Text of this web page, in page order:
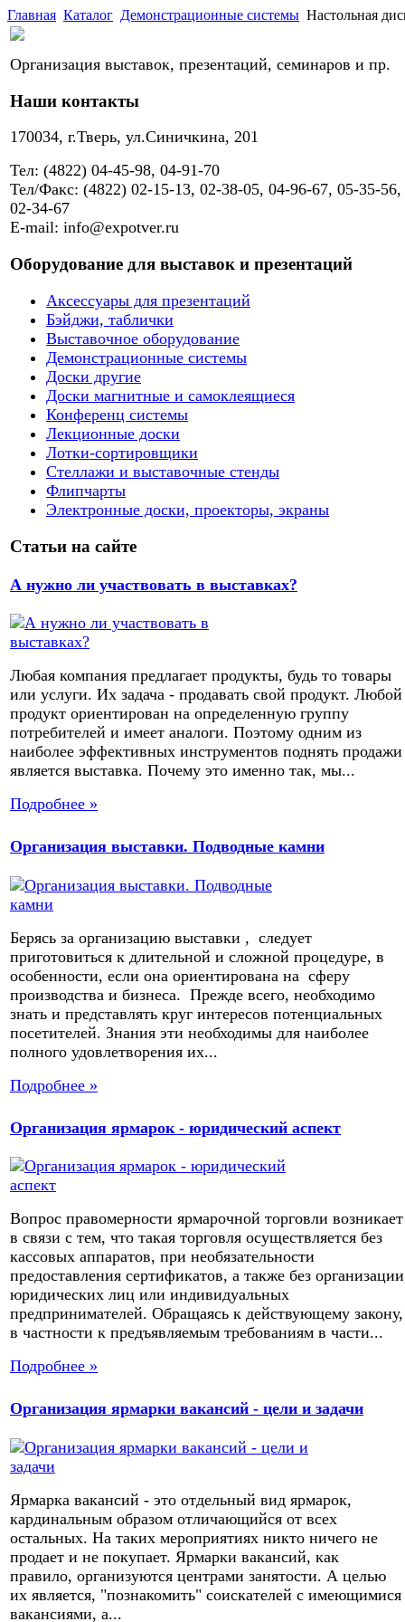
Главная Каталог Демонстрационные системы Настольная
Организация выставок, презентаций, семинаров и пр.
Наши контакты
170034, г.Тверь, ул.Синичкина, 201
Тел: (4822) 04-45-98, 04-91-70
Тел/Факс: (4822) 02-15-13, 02-38-05, 04-96-67, 05-35-56,
02-34-67
E-mail: info@expotver.ru
Оборудование для выставок и презентаций
Аксессуары для презентаций
Бэйджи, таблички
Выставочное оборудование
Демонстрационные системы
Доски другие
Доски магнитные и самоклеящиеся
Конференц системы
Лекционные доски
Лотки-сортировщики
Стеллажи и выставочные стенды
Флипчарты
Электронные доски, проекторы, экраны
Статьи на сайте
А нужно ли участвовать в выставках?
Любая компания предлагает продукты, будь то товары
или услуги. Их задача - продавать свой продукт. Любой
продукт ориентирован на определенную группу
потребителей и имеет аналоги. Поэтому одним из
наиболее эффективных инструментов поднять продажи
является выставка. Почему это именно так, мы...
Подробнее »
Организация выставки. Подводные камни
Берясь за организацию выставки , следует
приготовиться к длительной и сложной процедуре, в
особенности, если она ориентирована на сферу
производства и бизнеса. Прежде всего, необходимо
знать и представлять круг интересов потенциальных
посетителей. Знания эти необходимы для наиболее
полного удовлетворения их...
Подробнее »
Организация ярмарок - юридический аспект
Вопрос правомерности ярмарочной торговли возникает
в связи с тем, что такая торговля осуществляется без
кассовых аппаратов, при необязательности
предоставления сертификатов, а также без организации
юридических лиц или индивидуальных
предпринимателей. Обращаясь к действующему закону,
в частности к предъявляемым требованиям в части...
Подробнее »
Организация ярмарки вакансий - цели и задачи
Ярмарка вакансий - это отдельный вид ярмарок,
кардинальным образом отличающийся от всех
остальных. На таких мероприятиях никто ничего не
продает и не покупает. Ярмарки вакансий, как
правило, организуются центрами занятости. А целью
их является, "познакомить" соискателей с имеющимися
вакансиями, а...